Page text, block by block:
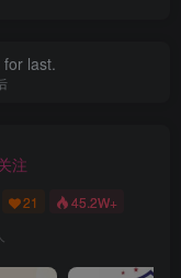
last.
注
21 45.2W+